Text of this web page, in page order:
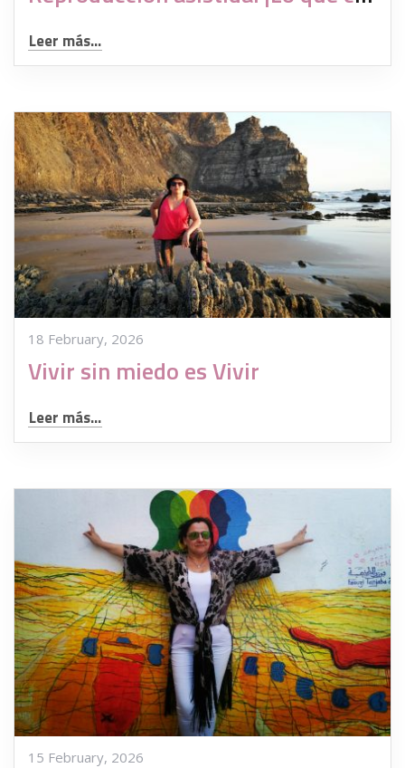
Leer más...
18 February, 2026
Vivir sin miedo es Vivir
Leer más...
15 February, 2026